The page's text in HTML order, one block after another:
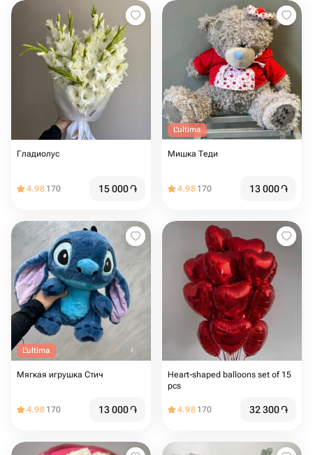
Гладиолус
4.98 170 15 000֏
L'ultima
Мишка Теди
4.98 170 13 000֏
L'ultima
Мягкая игрушка Стич
4.98 170 13 000֏
Heart-shaped balloons set of 15
pcs️
4.98 170 32 300֏